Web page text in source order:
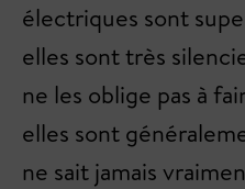
électriques sont
elles sont très
ne les oblige pas à
elles sont
ne sait jamais